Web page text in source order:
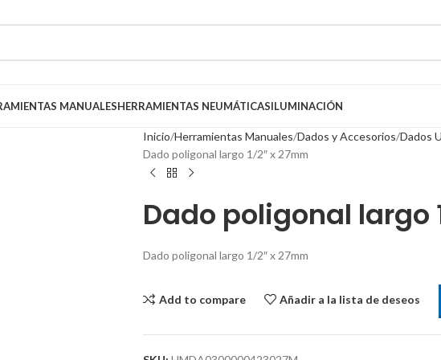
MANUALESHERRAMIENTAS NEUMÁTICASILUMINACIÓN
Inicio Herramientas Manuales Dados y Accesorios Dados
Dado poligonal largo 1/2″ x 27mm
Dado poligonal largo
Dado poligonal largo 1/2″ x 27mm
Add to compare Añadir a la lista de deseos